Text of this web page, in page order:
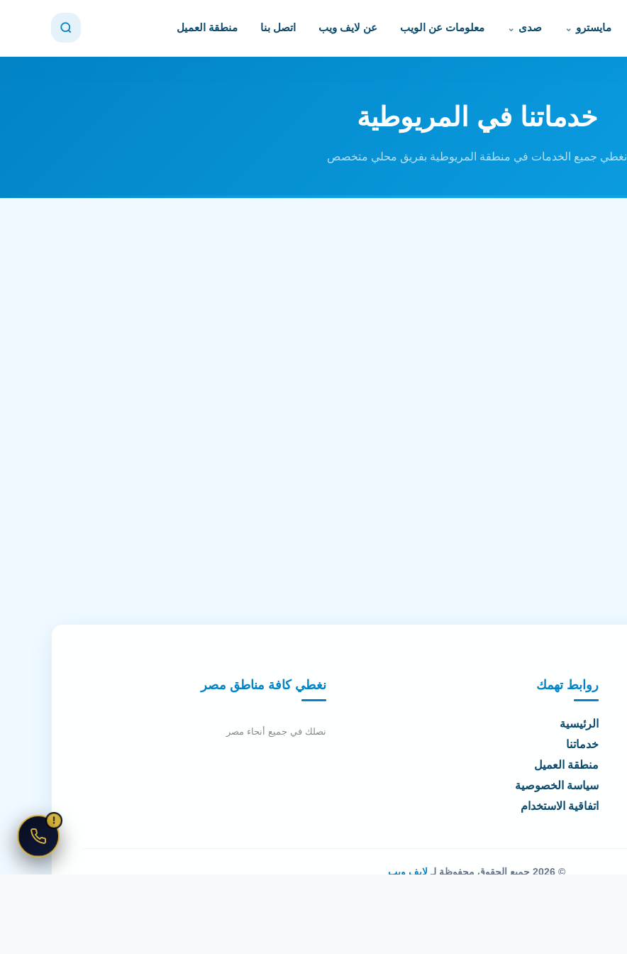
مايسترو صدى معلومات عن الويب عن لايف ويب اتصل بنا منطقة العميل
خدماتنا في المريوطية
نغطي جميع الخدمات في منطقة المريوطية بفريق محلي متخصص
روابط تهمك
الرئيسية
خدماتنا
منطقة العميل
سياسة الخصوصية
اتفاقية الاستخدام
نغطي كافة مناطق مصر
نصلك في جميع أنحاء مصر
© 2026 جميع الحقوق محفوظة لـ لايف ويب
!